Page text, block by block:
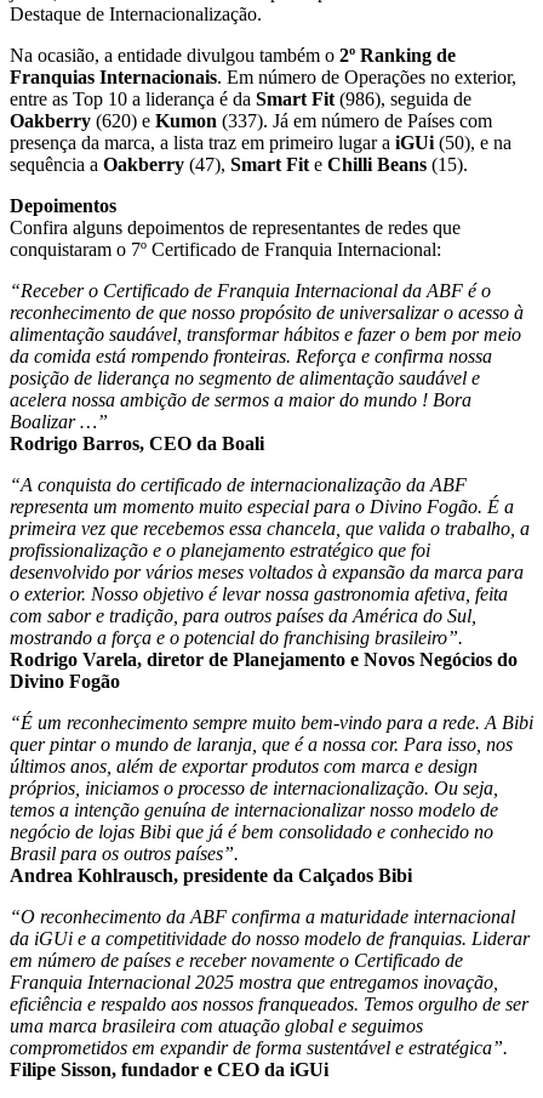
Destaque de Internacionalização.
Na ocasião, a entidade divulgou também o 2º Ranking de
Franquias Internacionais. Em número de Operações no exterior,
entre as Top 10 a liderança é da Smart Fit (986), seguida de
Oakberry (620) e Kumon (337). Já em número de Países com
presença da marca, a lista traz em primeiro lugar a iGUi (50), e na
sequência a Oakberry (47), Smart Fit e Chilli Beans (15).
Depoimentos
Confira alguns depoimentos de representantes de redes que
conquistaram o 7º Certificado de Franquia Internacional:
“Receber o Certificado de Franquia Internacional da ABF é o
reconhecimento de que nosso propósito de universalizar o acesso à
alimentação saudável, transformar hábitos e fazer o bem por meio
da comida está rompendo fronteiras. Reforça e confirma nossa
posição de liderança no segmento de alimentação saudável e
acelera nossa ambição de sermos a maior do mundo ! Bora
Boalizar …”
Rodrigo Barros, CEO da Boali
“A conquista do certificado de internacionalização da ABF
representa um momento muito especial para o Divino Fogão. É a
primeira vez que recebemos essa chancela, que valida o trabalho, a
profissionalização e o planejamento estratégico que foi
desenvolvido por vários meses voltados à expansão da marca para
o exterior. Nosso objetivo é levar nossa gastronomia afetiva, feita
com sabor e tradição, para outros países da América do Sul,
mostrando a força e o potencial do franchising brasileiro”.
Rodrigo Varela, diretor de Planejamento e Novos Negócios do
Divino Fogão
“É um reconhecimento sempre muito bem-vindo para a rede. A Bibi
quer pintar o mundo de laranja, que é a nossa cor. Para isso, nos
últimos anos, além de exportar produtos com marca e design
próprios, iniciamos o processo de internacionalização. Ou seja,
temos a intenção genuína de internacionalizar nosso modelo de
negócio de lojas Bibi que já é bem consolidado e conhecido no
Brasil para os outros países”.
Andrea Kohlrausch, presidente da Calçados Bibi
“O reconhecimento da ABF confirma a maturidade internacional
da iGUi e a competitividade do nosso modelo de franquias. Liderar
em número de países e receber novamente o Certificado de
Franquia Internacional 2025 mostra que entregamos inovação,
eficiência e respaldo aos nossos franqueados. Temos orgulho de ser
uma marca brasileira com atuação global e seguimos
comprometidos em expandir de forma sustentável e estratégica”.
Filipe Sisson, fundador e CEO da iGUi